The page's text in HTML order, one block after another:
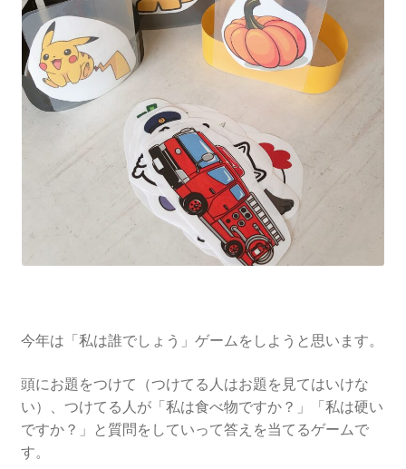
今年は「私は誰でしょう」ゲームをしようと思います。
頭にお題をつけて（つけてる人はお題を見てはいけな
い）、つけてる人が「私は食べ物ですか？」「私は硬い
ですか？」と質問をしていって答えを当てるゲームで
す。